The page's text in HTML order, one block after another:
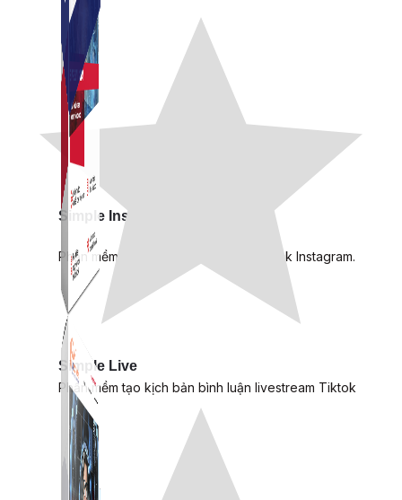
Simple Live
Phần mềm tạo kịch bản bình luận livestream Tiktok
Simple Instagram
Phần mềm gửi follow, nhắn tin, nuôi nick Instagram.